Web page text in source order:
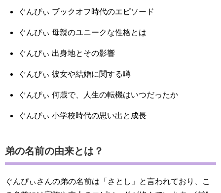
ぐんぴぃ ブックオフ時代のエピソード
ぐんぴぃ 母親のユニークな性格とは
ぐんぴぃ 出身地とその影響
ぐんぴぃ 彼女や結婚に関する噂
ぐんぴぃ 何歳で、人生の転機はいつだったか
ぐんぴぃ 小学校時代の思い出と成長
弟の名前の由来とは？
ぐんぴぃさんの弟の名前は「さとし」と言われており、こ